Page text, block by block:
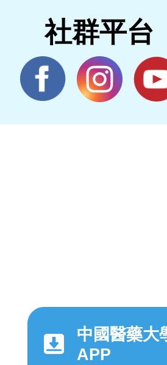
社群平台
中國醫藥大
APP